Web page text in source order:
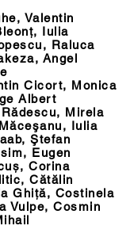
Valentin
Iulia
Raluca
Angel
Cicort, Monica
Albert
Mirela
Iulia
Ştefan
Eugen
Corina
Cătălin
Ghiță, Costinela
Vulpe, Cosmin